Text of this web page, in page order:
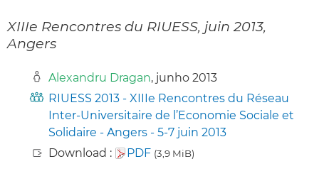
XIIIe Rencontres du RIUESS, juin 2013,
Angers
Alexandru Dragan, junho 2013
RIUESS 2013 - XIIIe Rencontres du Réseau
Inter-Universitaire de l’Economie Sociale et
Solidaire - Angers - 5-7 juin 2013
Download :
PDF (3,9 MiB)